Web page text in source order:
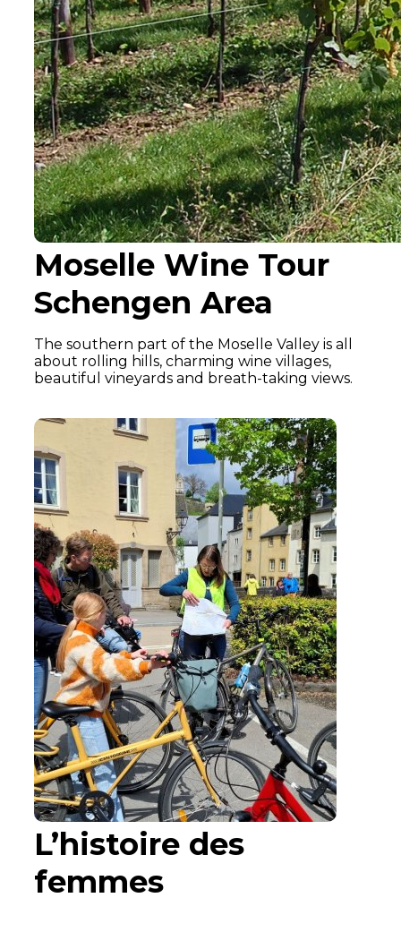
Moselle Wine Tour
Schengen Area
The southern part of the Moselle Valley is all
about rolling hills, charming wine villages,
beautiful vineyards and breath-taking views.
L’histoire des
femmes